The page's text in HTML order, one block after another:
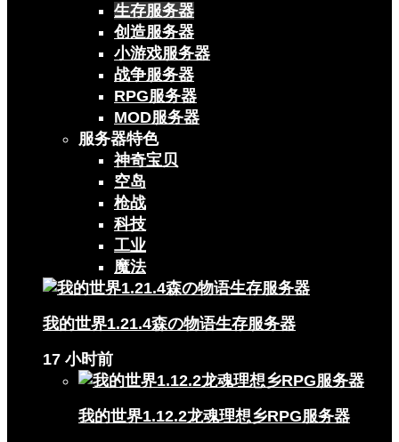
生存服务器
创造服务器
小游戏服务器
战争服务器
RPG服务器
MOD服务器
服务器特色
神奇宝贝
空岛
枪战
科技
工业
魔法
我的世界1.21.4森の物语生存服务器
17 小时前
我的世界1.12.2龙魂理想乡RPG服务器